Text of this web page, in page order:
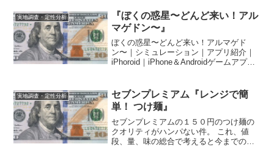
スの下げ止まりでしょうか。今後はLINE
コラボと9月からと言...
実地調査・定性分析
『ぼくの惑星〜どんど来い！アル
マゲドン〜』
ぼくの惑星〜どんど来い！アルマゲド
ン〜｜シミュレーション｜アプリ紹介｜
iPhoroid｜iPhone＆Androidゲームアプリ
あ、クッキークリッカーです。あとはマ
ンボウ...
実地調査・定性分析
セブンプレミアム『レンジで簡
単！ つけ麺』
セブンプレミアムの１５０円のつけ麺の
クオリティがハンパない件。 これ、値
段、量、味の総合で考えると今までの商